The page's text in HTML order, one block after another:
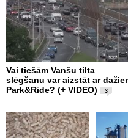
Vai tiešām Vanšu tilta
slēgšanu var aizstāt ar
Park&Ride? (+ VIDEO)
3